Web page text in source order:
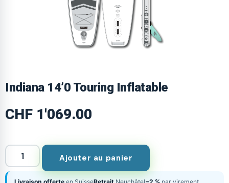
Indiana 14’0 Touring Inflatable
CHF 1'069.00
Ajouter au panier